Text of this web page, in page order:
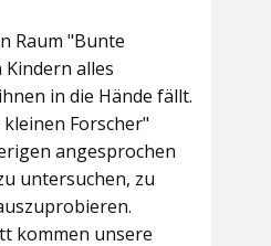
Raum "Bunte
alles
in die Hände fällt.
Forscher"
angesprochen
untersuchen, zu
kommen unsere